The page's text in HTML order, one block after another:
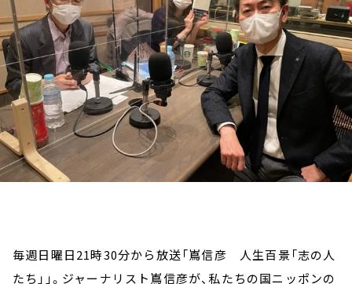
会社情報
毎週日曜日21時30分から放送「嶌信彦 人生百景「志の人
たち」」。ジャーナリスト嶌信彦が、私たちの国ニッポンの